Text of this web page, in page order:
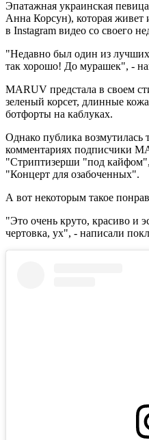
Эпатажная украинская
Анна Корсун), которая живет
в Instagram видео со своего
"Недавно был один из
так хорошо! До мурашек", -
MARUV предстала в своем
зеленый корсет, длинные
ботфорты на каблуках.
Однако публика
комментариях подписчики
"Стриптизерши "под
"Концерт для озабоченных".
А вот некоторым такое
"Это очень круто, красиво
чертовка, ух", - написали